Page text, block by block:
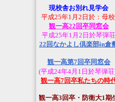
現校舎お別れ見学会
平成25年1月2日於：母校
観一高22回卒同窓会
平成25年1月2日於琴弾荘
22回なかよし倶楽部in倉
観一高第7回卒同窓会
(平成24年4月1日於琴弾
観一高7回卒私たちの時
観一高3回卒・防衛大1期